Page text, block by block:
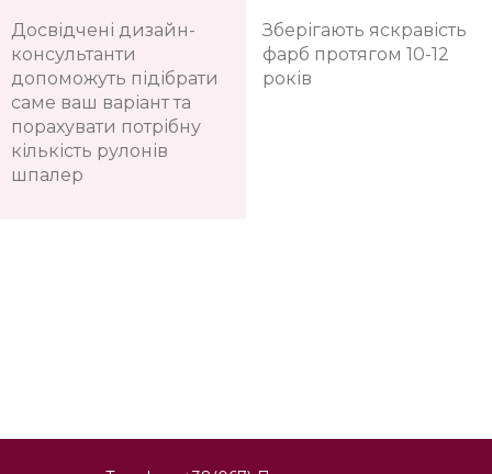
Досвідчені дизайн-
консультанти
допоможуть підібрати
саме ваш варіант та
порахувати потрібну
кількість рулонів
шпалер
Зберігають яскравість
фарб протягом 10-12
років